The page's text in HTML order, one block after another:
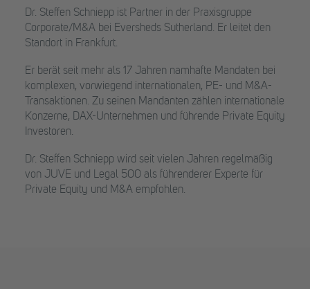
Dr. Steffen Schniepp ist Partner in der Praxisgruppe
Corporate/M&A bei Eversheds Sutherland. Er leitet den
Standort in Frankfurt.
Er berät seit mehr als 17 Jahren namhafte Mandaten bei
komplexen, vorwiegend internationalen, PE- und M&A-
Transaktionen. Zu seinen Mandanten zählen internationale
Konzerne, DAX-Unternehmen und führende Private Equity
Investoren.
Dr. Steffen Schniepp wird seit vielen Jahren regelmäßig
von JUVE und Legal 500 als führenderer Experte für
Private Equity und M&A empfohlen.